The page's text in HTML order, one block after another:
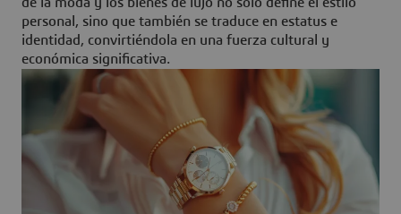
personal, sino que también se traduce en estatus e
identidad, convirtiéndola en una fuerza cultural y
económica significativa.